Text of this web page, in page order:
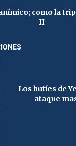
como la
II
Los hutíes de
ataque